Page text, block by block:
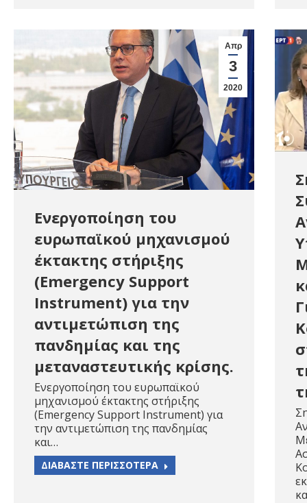
Απρ
3
2020
Ενεργοποίηση του
ευρωπαϊκού μηχανισμού
έκτακτης στήριξης
(Emergency Support
Instrument) για την
αντιμετώπιση της
πανδημίας και της
μεταναστευτικής κρίσης.
Ενεργοποίηση του ευρωπαϊκού
μηχανισμού έκτακτης στήριξης
(Emergency Support Instrument) για
την αντιμετώπιση της πανδημίας
και…
ΔΙΑΒΑΣΤΕ ΠΕΡΙΣΣΟΤΕΡΑ